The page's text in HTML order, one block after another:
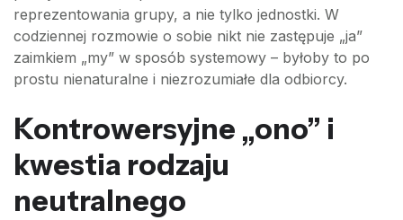
reprezentowania grupy, a nie tylko jednostki. W
codziennej rozmowie o sobie nikt nie zastępuje „ja”
zaimkiem „my” w sposób systemowy – byłoby to po
prostu nienaturalne i niezrozumiałe dla odbiorcy.
Kontrowersyjne „ono” i
kwestia rodzaju
neutralnego